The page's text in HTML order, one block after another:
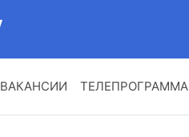
ВАКАНСИИ ТЕЛЕПРОГРАММА